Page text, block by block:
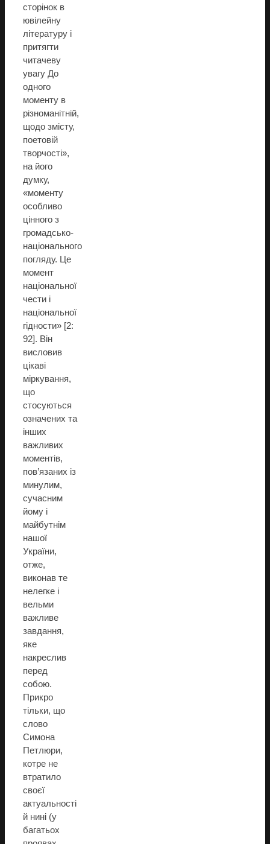
сторінок в
ювілейну
літературу і
притягти
читачеву
увагу До
одного
моменту в
різноманітній,
щодо змісту,
поетовій
творчості»,
на його
думку,
«моменту
особливо
цінного з
громадсько-
національного
погляду. Це
момент
національної
чести і
національної
гідности» [2:
92]. Він
висловив
цікаві
міркування,
що
стосуються
означених та
інших
важливих
моментів,
пов’язаних із
минулим,
сучасним
йому і
майбутнім
нашої
України,
отже,
виконав те
нелегке і
вельми
важливе
завдання,
яке
накреслив
перед
собою.
Прикро
тільки, що
слово
Симона
Петлюри,
котре не
втратило
своєї
актуальності
й нині (у
багатьох